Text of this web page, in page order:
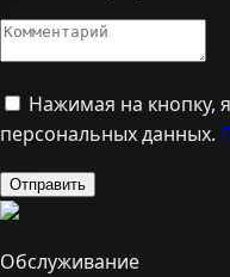
Нажимая на кнопку,
персональных данных.
Обслуживание